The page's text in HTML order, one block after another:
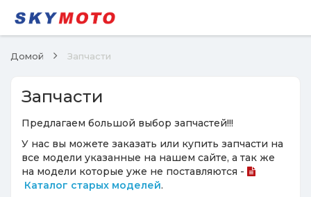
Домой Запчасти
Запчасти
Предлагаем большой выбор запчастей!!!
У нас вы можете заказать или купить запчасти на
все модели указанные на нашем сайте, а так же
на модели которые уже не поставляются -
Каталог старых моделей.